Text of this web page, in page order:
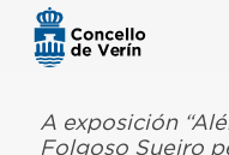
A exposición
Folgoso Sueiro